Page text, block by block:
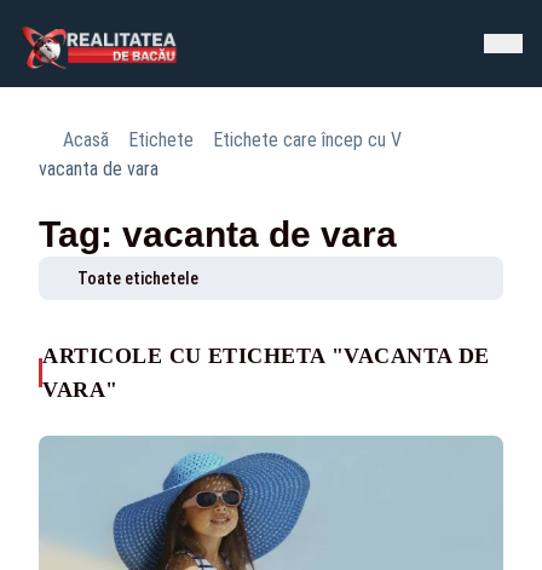
Acasă Etichete
Etichete care încep cu V
vacanta de vara
Tag: vacanta de vara
Toate etichetele
ARTICOLE CU ETICHETA "VACANTA DE
VARA"